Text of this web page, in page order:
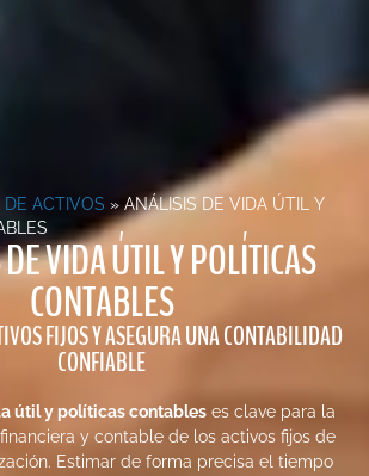
ACTIVOS »ANÁLISIS DE VIDA ÚTIL Y
VIDA ÚTIL Y POLÍTICAS
CONTABLES
FIJOS Y ASEGURA UNA CONTABILIDAD
CONFIABLE
útil y políticas contableses clave para la
y contable de los activos fijos de
Estimar de forma precisa el tiempo